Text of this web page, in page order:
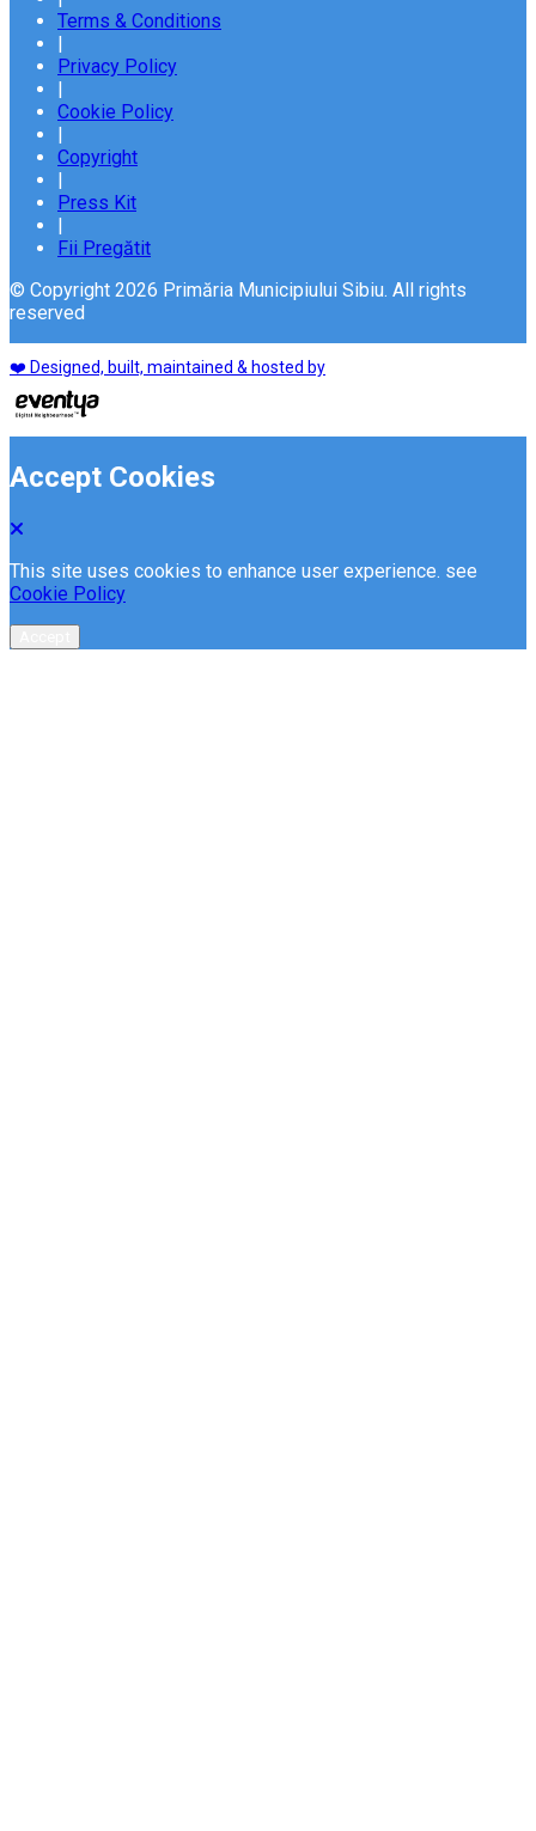
Terms & Conditions
Privacy Policy
Cookie Policy
Copyright
Press Kit
Fii Pregătit
© Copyright 2026 Primăria Municipiului Sibiu. All rights
reserved
❤️ Designed, built, maintained & hosted by
Accept Cookies
This site uses cookies to enhance user experience. see
Cookie Policy